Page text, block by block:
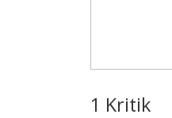
1 Kritik